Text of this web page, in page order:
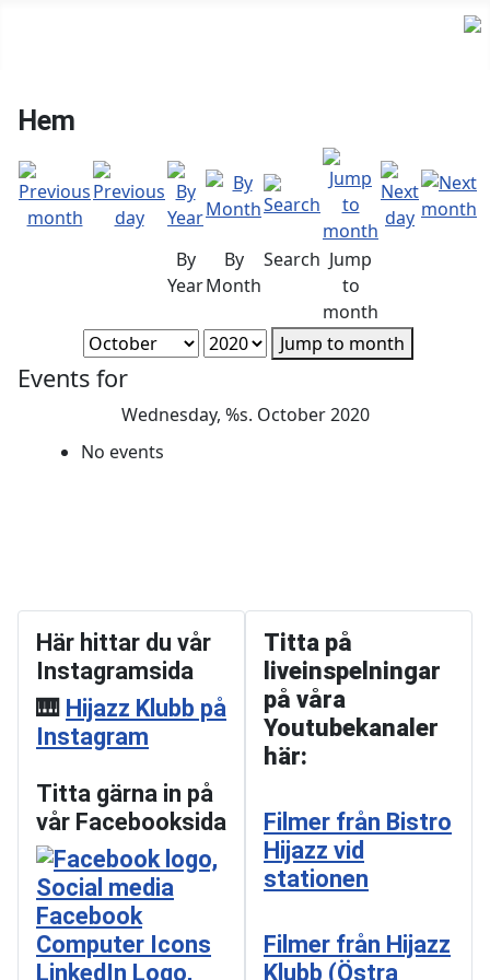
Hem
By
Year
By
Month
Search Jump
to
month
Jump to month
Events for
Wednesday, %s. October 2020
No events
Här hittar du vår
Instagramsida
🎹 Hijazz Klubb på
Instagram
Titta gärna in på
vår Facebooksida
Titta på
liveinspelningar
på våra
Youtubekanaler
här:
Filmer från Bistro
Hijazz vid
stationen
Filmer från Hijazz
Klubb (Östra